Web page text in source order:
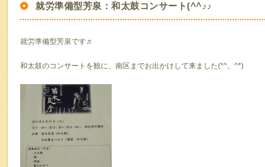
就労準備型芳泉：和太鼓コンサート(^^♪♪
就労準備型芳泉です♬
和太鼓のコンサートを観に、南区までお出かけして来ました(*^。^*)